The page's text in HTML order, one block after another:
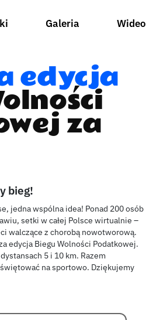
Galeria Wideo
edycja
za
bieg!
jedna wspólna idea! Ponad 200 osób
setki w całej Polsce wirtualnie –
walczące z chorobą nowotworową.
edycja Biegu Wolności Podatkowej.
5 i 10 km. Razem
na sportowo. Dziękujemy